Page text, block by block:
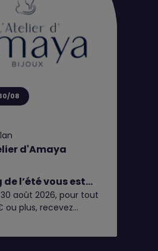
08
d'Amaya
l’été vous est
L’Atelier d’Amaya
août 2026, pour tout
ou plus, recevez